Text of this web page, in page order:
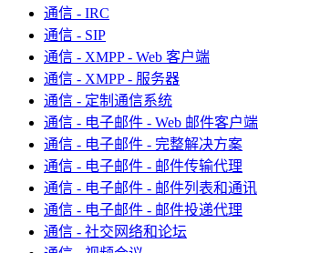
通信 - IRC
通信 - SIP
通信 - XMPP - Web 客户端
通信 - XMPP - 服务器
通信 - 定制通信系统
通信 - 电子邮件 - Web 邮件客户端
通信 - 电子邮件 - 完整解决方案
通信 - 电子邮件 - 邮件传输代理
通信 - 电子邮件 - 邮件列表和通讯
通信 - 电子邮件 - 邮件投递代理
通信 - 社交网络和论坛